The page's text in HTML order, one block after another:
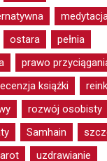
ostara
pełnia
prawo
książki
rozwój osobisty
Samhain
uzdrawianie